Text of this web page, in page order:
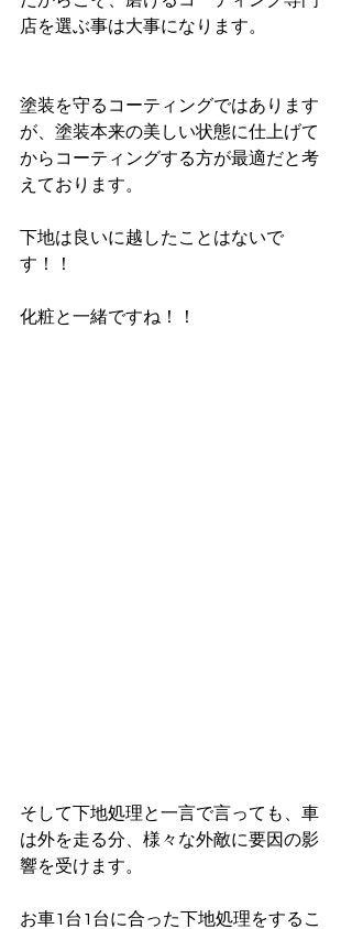
店を選ぶ事は大事になります。
塗装を守るコーティングではあります
が、塗装本来の美しい状態に仕上げて
からコーティングする方が最適だと考
えております。
下地は良いに越したことはないで
す！！
化粧と一緒ですね！！
そして下地処理と一言で言っても、車
は外を走る分、様々な外敵に要因の影
響を受けます。
お車1台1台に合った下地処理をするこ